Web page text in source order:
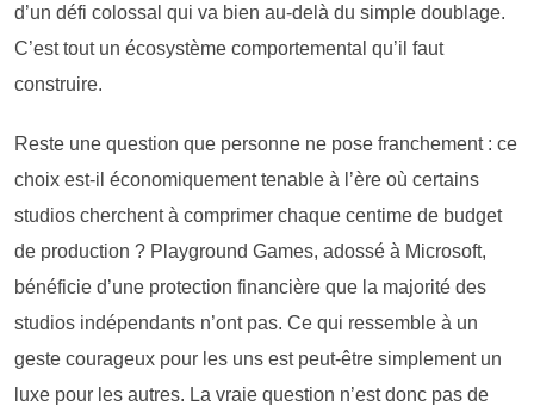
d’un défi colossal qui va bien au-delà du simple doublage.
C’est tout un écosystème comportemental qu’il faut
construire.
Reste une question que personne ne pose franchement : ce
choix est-il économiquement tenable à l’ère où certains
studios cherchent à comprimer chaque centime de budget
de production ? Playground Games, adossé à Microsoft,
bénéficie d’une protection financière que la majorité des
studios indépendants n’ont pas. Ce qui ressemble à un
geste courageux pour les uns est peut-être simplement un
luxe pour les autres. La vraie question n’est donc pas de